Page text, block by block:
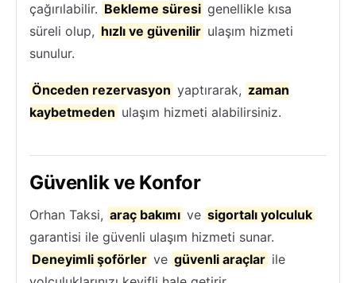
çağırılabilir. Bekleme süresi genellikle kısa
süreli olup, hızlı ve güvenilir ulaşım hizmeti
sunulur.
Önceden rezervasyon yaptırarak, zaman
kaybetmeden ulaşım hizmeti alabilirsiniz.
Güvenlik ve Konfor
Orhan Taksi, araç bakımı ve sigortalı yolculuk
garantisi ile güvenli ulaşım hizmeti sunar.
Deneyimli şoförler ve güvenli araçlar ile